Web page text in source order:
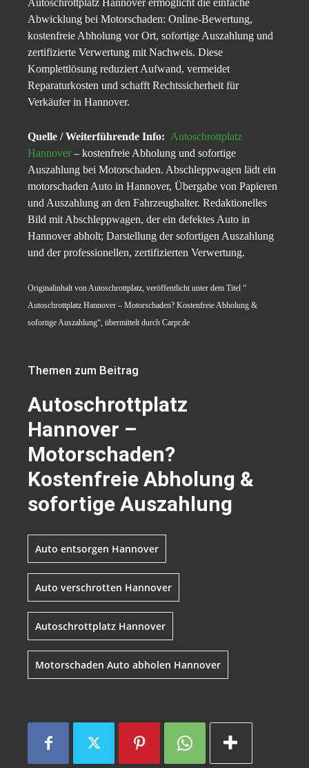
Autoschrottplatz Hannover ermöglicht die einfache
Abwicklung bei Motorschaden: Online-Bewertung,
kostenfreie Abholung vor Ort, sofortige Auszahlung und
zertifizierte Verwertung mit Nachweis. Diese
Komplettlösung reduziert Aufwand, vermeidet
Reparaturkosten und schafft Rechtssicherheit für
Verkäufer in Hannover.
Quelle / Weiterführende Info: Autoschrottplatz
Hannover – kostenfreie Abholung und sofortige
Auszahlung bei Motorschaden. Abschleppwagen lädt ein
motorschaden Auto in Hannover, Übergabe von Papieren
und Auszahlung an den Fahrzeughalter. Redaktionelles
Bild mit Abschleppwagen, der ein defektes Auto in
Hannover abholt; Darstellung der sofortigen Auszahlung
und der professionellen, zertifizierten Verwertung.
Originalinhalt von Autoschrottplatz, veröffentlicht unter dem Titel “
Autoschrottplatz Hannover – Motorschaden? Kostenfreie Abholung &
sofortige Auszahlung“, übermittelt durch Carpr.de
Themen zum Beitrag
Autoschrottplatz
Hannover –
Motorschaden?
Kostenfreie Abholung &
sofortige Auszahlung
Auto entsorgen Hannover
Auto verschrotten Hannover
Autoschrottplatz Hannover
Motorschaden Auto abholen Hannover